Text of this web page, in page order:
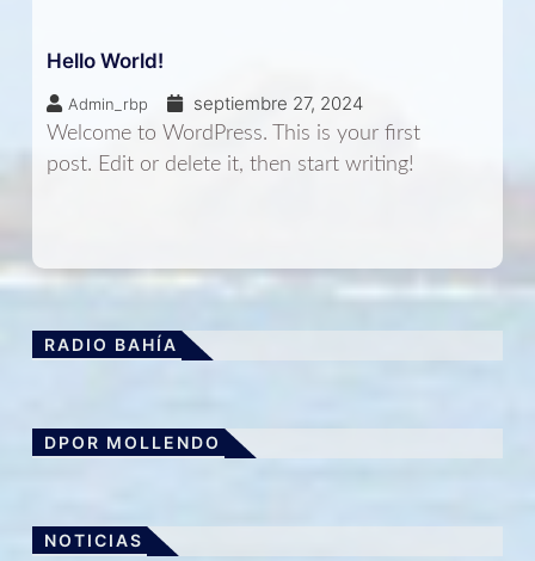
Hello World!
Admin_rbp septiembre 27, 2024
Welcome to WordPress. This is your first
post. Edit or delete it, then start writing!
RADIO BAHÍA
DPOR MOLLENDO
NOTICIAS